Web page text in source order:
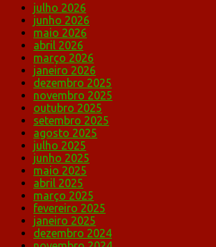
julho 2026
junho 2026
maio 2026
abril 2026
março 2026
janeiro 2026
dezembro 2025
novembro 2025
outubro 2025
setembro 2025
agosto 2025
julho 2025
junho 2025
maio 2025
abril 2025
março 2025
fevereiro 2025
janeiro 2025
dezembro 2024